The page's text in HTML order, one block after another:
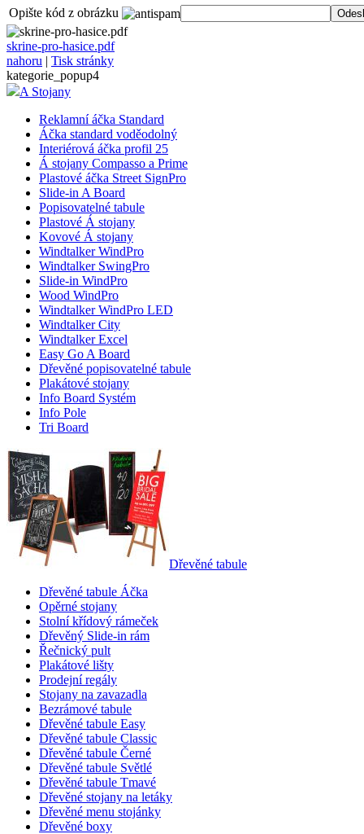
Opište kód z obrázku
skrine-pro-hasice.pdf
nahoru | Tisk stránky
kategorie_popup4
A Stojany
Reklamní áčka Standard
Áčka standard voděodolný
Interiérová áčka profil 25
Á stojany Compasso a Prime
Plastové áčka Street SignPro
Slide-in A Board
Popisovatelné tabule
Plastové Á stojany
Kovové Á stojany
Windtalker WindPro
Windtalker SwingPro
Slide-in WindPro
Wood WindPro
Windtalker WindPro LED
Windtalker City
Windtalker Excel
Easy Go A Board
Dřevěné popisovatelné tabule
Plakátové stojany
Info Board Systém
Info Pole
Tri Board
Dřevěné tabule
Dřevěné tabule Áčka
Opěrné stojany
Stolní křídový rámeček
Dřevěný Slide-in rám
Řečnický pult
Plakátové lišty
Prodejní regály
Stojany na zavazadla
Bezrámové tabule
Dřevěné tabule Easy
Dřevěné tabule Classic
Dřevěné tabule Černé
Dřevěné tabule Světlé
Dřevěné tabule Tmavé
Dřevěné stojany na letáky
Dřevěné menu stojánky
Dřevěné boxy